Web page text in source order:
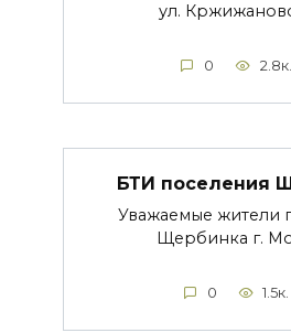
ул.
0 2.8к.
БТИ поселения
Уважаемые жители
Щербинка г.
0 1.5к.